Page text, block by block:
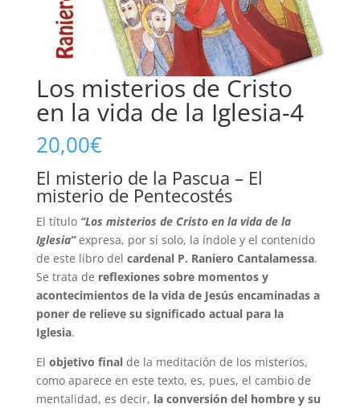
Los misterios de Cristo
en la vida de la Iglesia-4
20,00€
El misterio de la Pascua – El
misterio de Pentecostés
El título “Los misterios de Cristo en la vida de la
Iglesia”expresa, por sí solo, la índole y el contenido
de este libro del cardenal P. Raniero Cantalamessa.
Se trata de reflexiones sobre momentos y
acontecimientos de la vida de Jesús encaminadas a
poner de relieve su significado actual para la
Iglesia.
El objetivo finalde la meditación de los misterios,
como aparece en este texto, es, pues, el cambio de
mentalidad, es decir, la conversión del hombre y su